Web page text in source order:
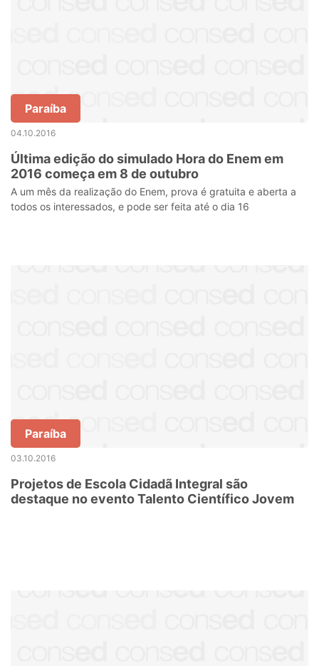
Paraíba
04.10.2016
Última edição do simulado Hora do Enem em
2016 começa em 8 de outubro
A um mês da realização do Enem, prova é gratuita e aberta a
todos os interessados, e pode ser feita até o dia 16
Paraíba
03.10.2016
Projetos de Escola Cidadã Integral são
destaque no evento Talento Científico Jovem